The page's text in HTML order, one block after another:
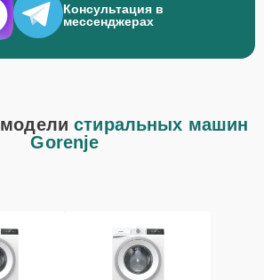
Консультация в
мессенджерах
стиральных машин
Gorenje